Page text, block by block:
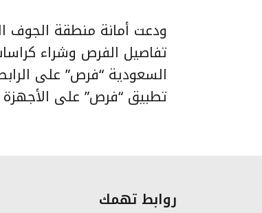
ودعت أمانة منطقة الجوف
تفاصيل الفرص وشراء
تطبيق “فرص” على الأجهزة
روابط تهمك